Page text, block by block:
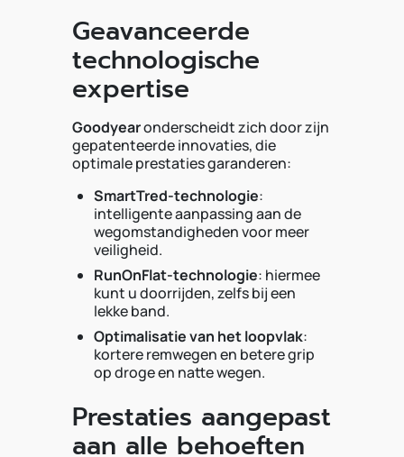
Geavanceerde
technologische
expertise
Goodyearonderscheidt zich door zijn
gepatenteerde innovaties, die
optimale prestaties garanderen:
SmartTred-technologie:
intelligente aanpassing aan de
wegomstandigheden voor meer
veiligheid.
RunOnFlat-technologie: hiermee
kunt u doorrijden, zelfs bij een
lekke band.
Optimalisatie van het loopvlak:
kortere remwegen en betere grip
op droge en natte wegen.
Prestaties aangepast
aan alle behoeften